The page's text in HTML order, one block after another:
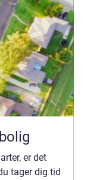
er det
tager dig tid